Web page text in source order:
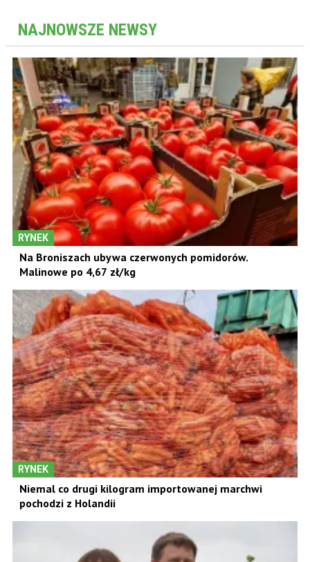
NAJNOWSZE NEWSY
RYNEK
Na Broniszach ubywa czerwonych pomidorów.
Malinowe po 4,67 zł/kg
RYNEK
Niemal co drugi kilogram importowanej marchwi
pochodzi z Holandii